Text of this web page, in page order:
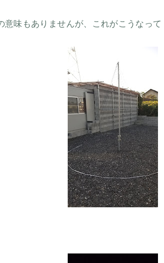
意味もありませんが、これがこうなって